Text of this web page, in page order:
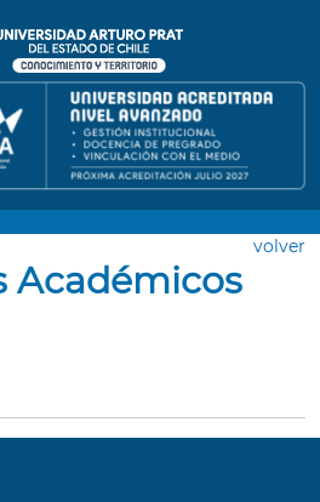
volver
Académicos